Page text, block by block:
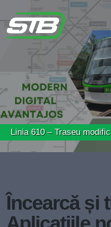
– Traseu modificat
Încearcă și